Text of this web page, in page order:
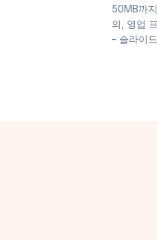
50MB까
의, 영업
- 슬라이